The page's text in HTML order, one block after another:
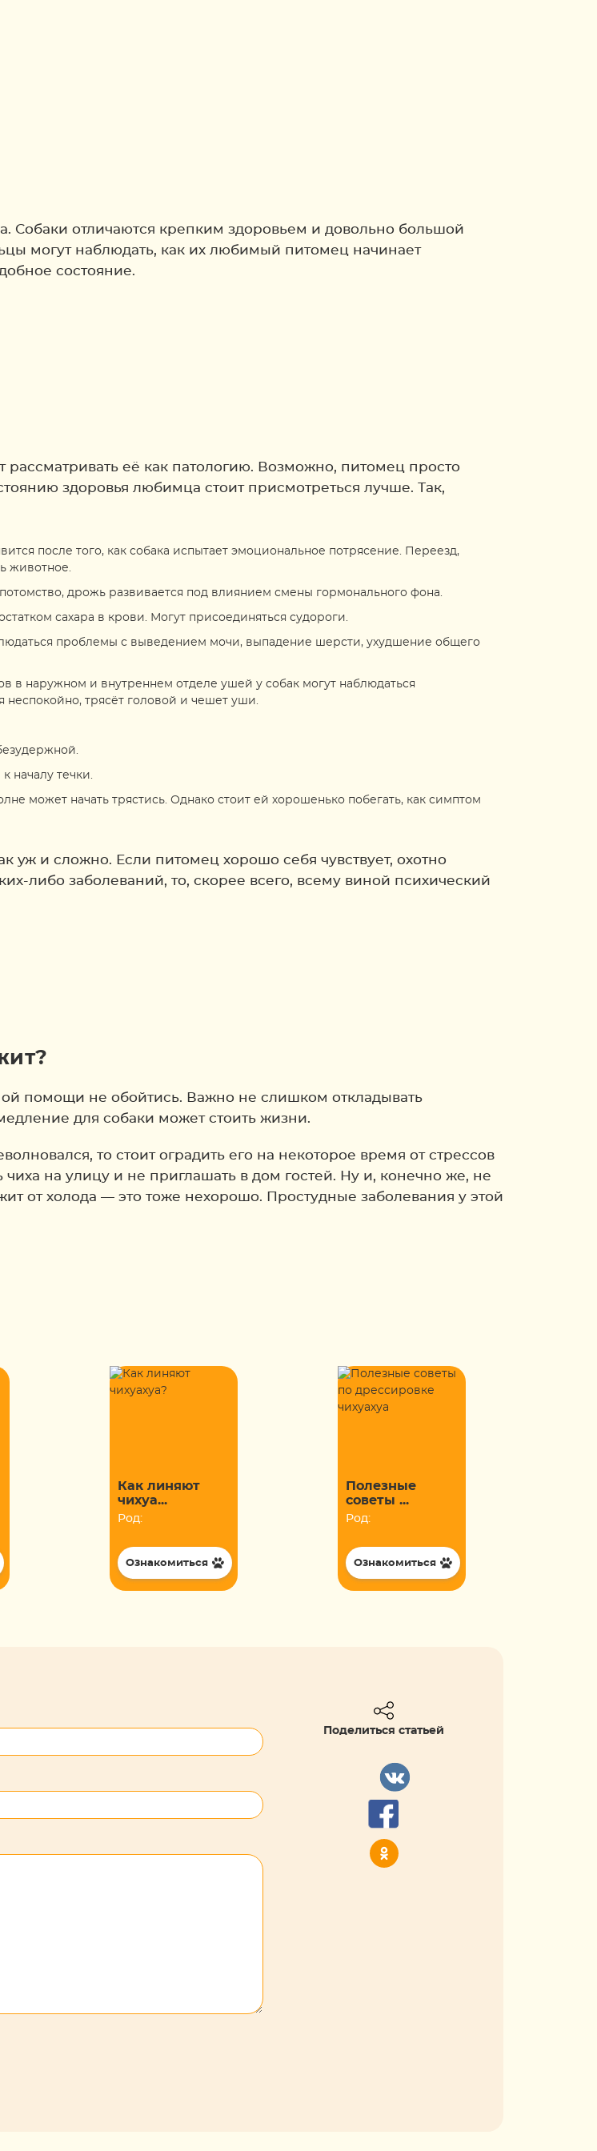
Собаки отличаются крепким здоровьем и довольно большой
могут наблюдать, как их любимый питомец начинает
состояние.
рассматривать её как патологию. Возможно, питомец просто
здоровья любимца стоит присмотреться лучше. Так,
после того, как собака испытает эмоциональное потрясение. Переезд,
животное.
дрожь развивается под влиянием смены гормонального фона.
сахара в крови. Могут присоединяться судороги.
проблемы с выведением мочи, выпадение шерсти, ухудшение общего
в наружном и внутреннем отделе ушей у собак могут наблюдаться
трясёт головой и чешет уши.
началу течки.
может начать трястись. Однако стоит ей хорошенько побегать, как симптом
уж и сложно. Если питомец хорошо себя чувствует, охотно
либо заболеваний, то, скорее всего, всему виной психический
помощи не обойтись. Важно не слишком откладывать
для собаки может стоить жизни.
то стоит оградить его на некоторое время от стрессов
на улицу и не приглашать в дом гостей. Ну и, конечно же, не
от холода — это тоже нехорошо. Простудные заболевания у этой
Как линяют
чихуа...
Род:
Ознакомиться
Полезные
советы ...
Род:
Ознакомиться
Поделиться статьей